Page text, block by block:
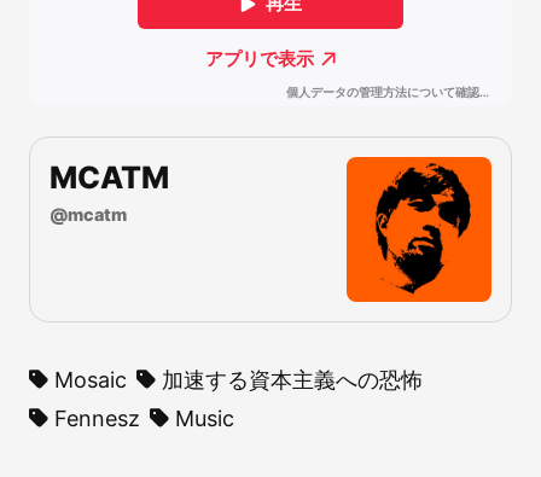
MCATM
@mcatm
Mosaic
加速する資本主義への恐怖
Fennesz
Music